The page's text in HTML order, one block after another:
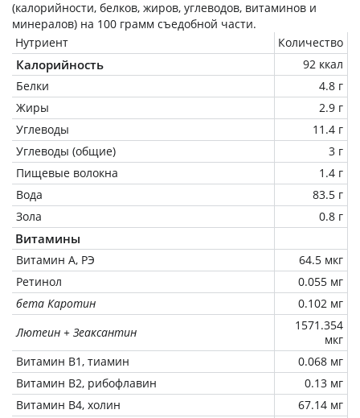
(калорийности, белков, жиров, углеводов, витаминов и
минералов) на 100 грамм съедобной части.
Нутриент
Количество
Калорийность
92 ккал
Белки
4.8 г
Жиры
2.9 г
Углеводы
11.4 г
Углеводы (общие)
3 г
Пищевые волокна
1.4 г
Вода
83.5 г
Зола
0.8 г
Витамины
Витамин А, РЭ
64.5 мкг
Ретинол
0.055 мг
бета Каротин
0.102 мг
Лютеин + Зеаксантин
1571.354
мкг
Витамин В1, тиамин
0.068 мг
Витамин В2, рибофлавин
0.13 мг
Витамин В4, холин
67.14 мг